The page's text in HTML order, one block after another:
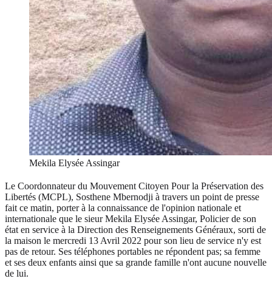
Mekila Elysée Assingar
Le Coordonnateur du Mouvement Citoyen Pour la Préservation des
Libertés (MCPL), Sosthene Mbernodji à travers un point de presse
fait ce matin, porter à la connaissance de l'opinion nationale et
internationale que le sieur Mekila Elysée Assingar, Policier de son
état en service à la Direction des Renseignements Généraux, sorti de
la maison le mercredi 13 Avril 2022 pour son lieu de service n'y est
pas de retour. Ses téléphones portables ne répondent pas; sa femme
et ses deux enfants ainsi que sa grande famille n'ont aucune nouvelle
de lui.